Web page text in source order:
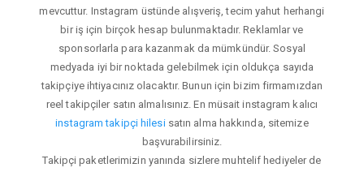
mevcuttur. Instagram üstünde alışveriş, tecim yahut herhangi
bir iş için birçok hesap bulunmaktadır. Reklamlar ve
sponsorlarla para kazanmak da mümkündür. Sosyal
medyada iyi bir noktada gelebilmek için oldukça sayıda
takipçiye ihtiyacınız olacaktır. Bunun için bizim firmamızdan
reel takipçiler satın almalısınız. En müsait instagram kalıcı
instagram takipçi hilesisatın alma hakkında, sitemize
başvurabilirsiniz.
Takipçi paketlerimizin yanında sizlere muhtelif hediyeler de